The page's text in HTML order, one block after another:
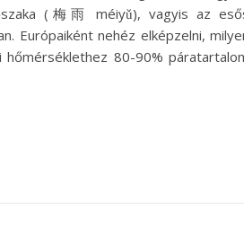
(梅雨 méiyǔ), vagyis az
Európaiként nehéz elképzelni,
80-90%